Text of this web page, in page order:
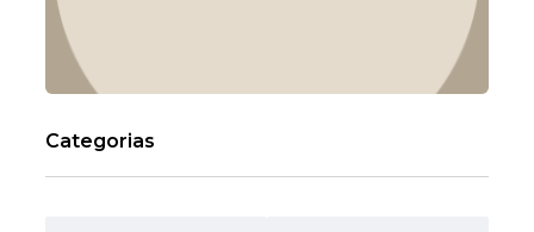
Categorias